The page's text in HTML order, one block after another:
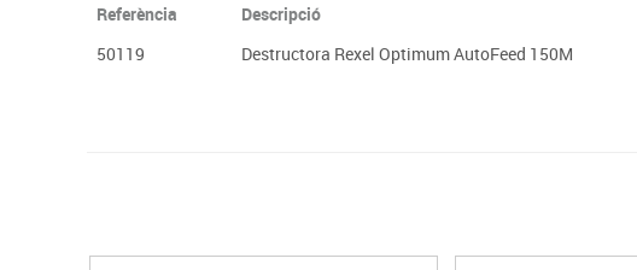
Referència Descripció
50119
Destructora Rexel Optimum AutoFeed 150M